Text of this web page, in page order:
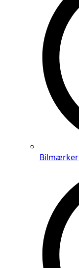
Bilmærker